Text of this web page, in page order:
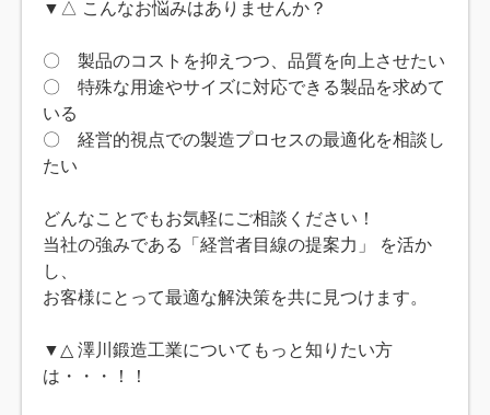
▼△ こんなお悩みはありませんか？
〇 製品のコストを抑えつつ、品質を向上させたい
〇 特殊な用途やサイズに対応できる製品を求めて
いる
〇 経営的視点での製造プロセスの最適化を相談し
たい
どんなことでもお気軽にご相談ください！
当社の強みである「経営者目線の提案力」 を活か
し、
お客様にとって最適な解決策を共に見つけます。
▼△ 澤川鍛造工業についてもっと知りたい方
は・・・！！